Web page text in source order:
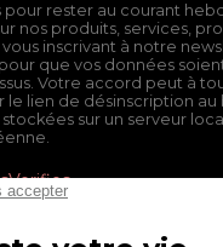
pour rester au courant
nos produits, services,
vous inscrivant à notre
que vos données
Votre accord peut à
le lien de désinscription au
sur un serveur